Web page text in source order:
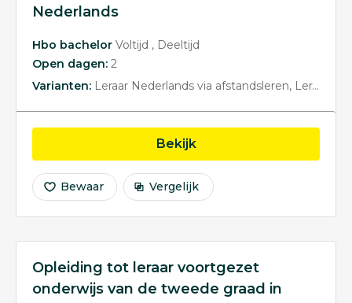
Nederlands
Hbo bachelor Voltijd
Deeltijd
Open dagen: 2
Varianten: Leraar Nederlands via afstandsleren Leraar Nederlands via afstandsleren
Bekijkopleiding Opleiding tot
Bewaar Vergelijk
Opleiding tot leraar voortgezet
onderwijs van de tweede graad in